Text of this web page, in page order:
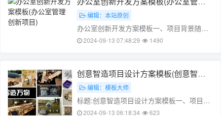
高制冷效率，降低环境污染，本文将介绍一
种……
创新项目)
编辑：本站原创
办公室创新开发方案模板一、项目背景随着
公司的发展，办公室环境也在不断地变化。
公司的发展，提高工作效率，降低成本，特
制定本办公室创新开发方案。二、项目目
标……
2024-09-13 07:48:29 1490
创意智造项目设计方案模板(创意智能
设计)编辑：模板大师
标题:创意智造项目设计方案模板一、项目概
述1. 项目背景随着科技的快速发展,人工智能
2024-09-13 06:18:34 623